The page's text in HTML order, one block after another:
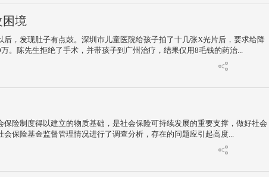
困境
，发现肚子有点鼓。深圳市儿童医院给孩子拍了十几张X光片后，要求给降
。陈先生拒绝了手术，并带孩子到广州治疗，结果仅用8毛钱的药治...
制度得以建立的物质基础，是社会保险可持续发展的重要支撑，做好社会
保险基金监督管理情况进行了调查分析，存在的问题应引起高度...